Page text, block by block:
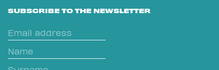
SUBSCRIBE TO THE NEWSLETTER